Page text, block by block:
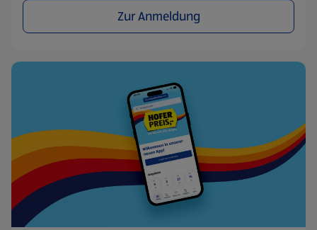
Zur Anmeldung